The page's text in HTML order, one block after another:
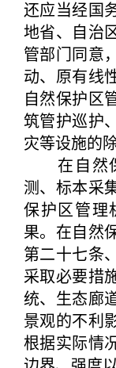
还应当经国
地省、自治
管部门同意
动、原有线
自然保护区
筑管护巡护
灾等设施的除
在自然保
测、标本采
保护区管理
果。在自然
第二十七条
采取必要措
统、生态廊
景观的不利
根据实际情